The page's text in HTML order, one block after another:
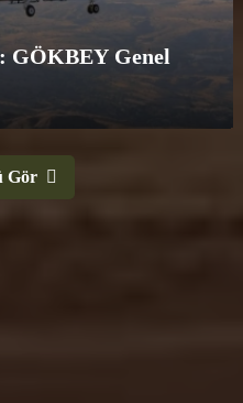
Gücü: FNSS
Gör